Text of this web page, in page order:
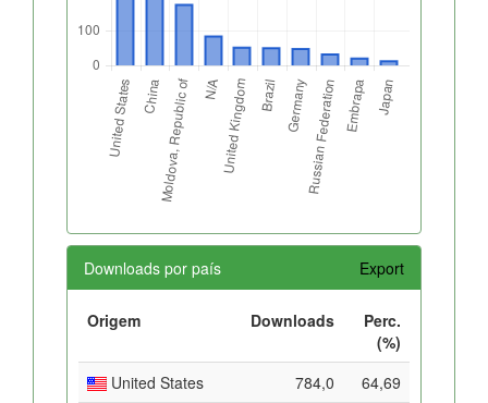
Downloads por país Export
Origem Downloads
Perc.
(%)
United States
784,0
64,69